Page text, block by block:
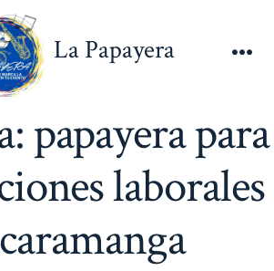
La Papayera
papayera para
laborales